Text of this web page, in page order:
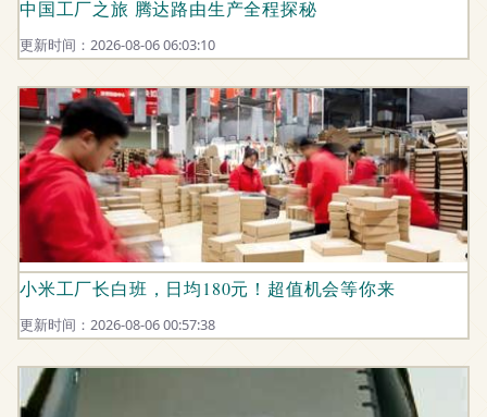
中国工厂之旅 腾达路由生产全程探秘
更新时间：2026-08-06 06:03:10
小米工厂长白班，日均180元！超值机会等你来
更新时间：2026-08-06 00:57:38